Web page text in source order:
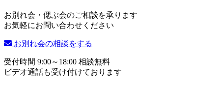
お別れ会・偲ぶ会のご相談を承ります
お気軽にお問い合わせください
お別れ会の相談をする
受付時間 9:00～18:00 相談無料
ビデオ通話も受け付けております